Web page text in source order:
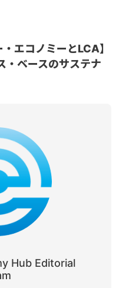
エコノミーとLCA】
・ベースのサステナ
Hub Editorial